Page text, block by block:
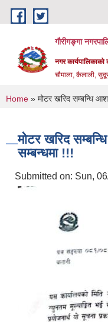
Skip to main content
गौरीगङ्गा
नगर कार्यपालिकाको
चौमाला, कैलाली,
You are here
Home » मोटर खरिद सम्बन्धि
मोटर खरिद
सम्बन्धमा !!!
Submitted on: Sun,